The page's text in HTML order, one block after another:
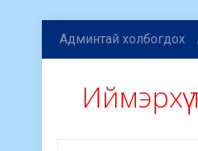
Админтай холбогдох
Иймэрхүү